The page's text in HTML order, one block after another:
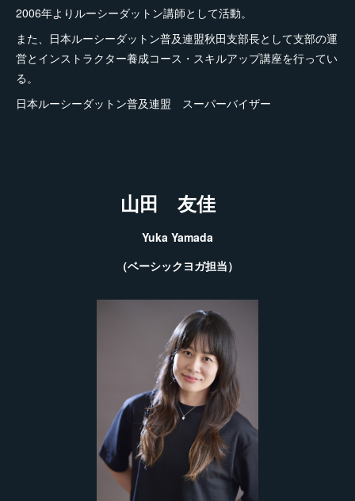
2006年よりルーシーダットン講師として活動。
また、日本ルーシーダットン普及連盟秋田支部長として支部の運
営とインストラクター養成コース・スキルアップ講座を行ってい
る。
日本ルーシーダットン普及連盟 スーパーバイザー
山田 友佳
Yuka Yamada
（ベーシックヨガ担当）